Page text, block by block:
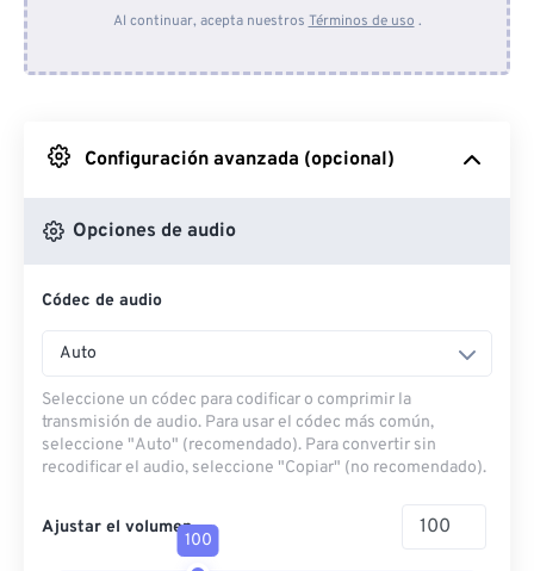
Desde Google Drive
Desde OneDrive
Desde URL
Al continuar, acepta nuestros Términos de uso .
Configuración avanzada (opcional)
Opciones de audio
Códec de audio
Auto
Seleccione un códec para codificar o comprimir la
transmisión de audio. Para usar el códec más común,
seleccione "Auto" (recomendado). Para convertir sin
recodificar el audio, seleccione "Copiar" (no recomendado).
Ajustar el volumen
100